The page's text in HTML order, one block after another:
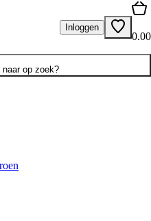
Inloggen
0.00
naar op zoek?